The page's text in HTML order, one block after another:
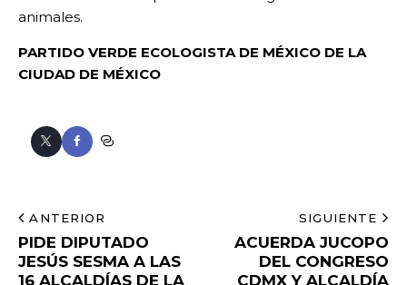
animales.
PARTIDO VERDE ECOLOGISTA DE MÉXICO DE LA
CIUDAD DE MÉXICO
ANTERIOR
PIDE DIPUTADO
JESÚS SESMA A LAS
16 ALCALDÍAS DE LA
SIGUIENTE
ACUERDA JUCOPO
DEL CONGRESO
CDMX Y ALCALDÍA